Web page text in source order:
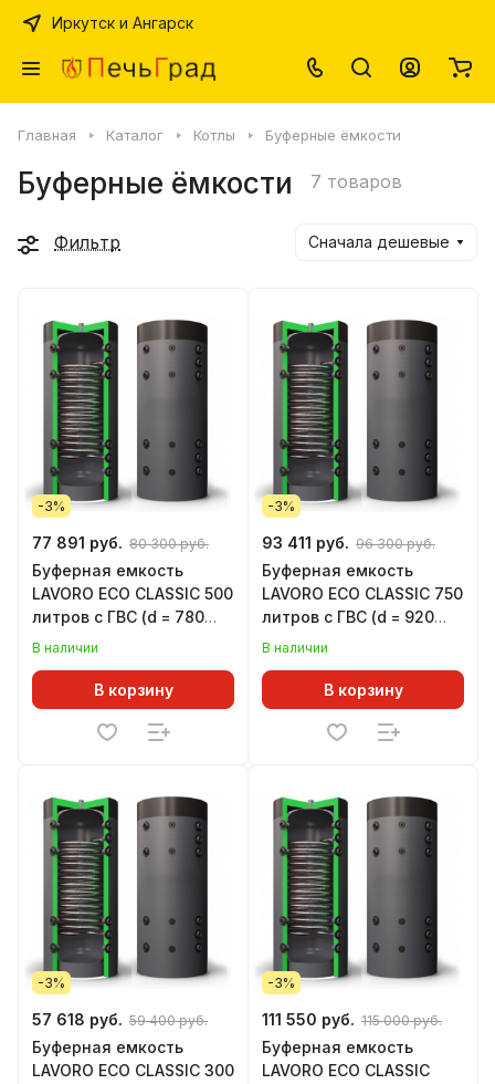
Иркутск и Ангарск
Главная Каталог Котлы Буферные ёмкости
Буферные ёмкости 7 товаров
Фильтр Сначала дешевые
-3%
77 891 руб. 80 300 руб.
Буферная емкость
LAVORO ECO CLASSIC 500
литров с ГВС (d = 780
мм, h = 1605 мм)
В наличии
В корзину
-3%
93 411 руб. 96 300 руб.
Буферная емкость
LAVORO ECO CLASSIC 750
литров с ГВС (d = 920
мм, h = 1630 мм)
В наличии
В корзину
-3%
57 618 руб. 59 400 руб.
Буферная емкость
LAVORO ECO CLASSIC 300
-3%
111 550 руб. 115 000 руб.
Буферная емкость
LAVORO ECO CLASSIC